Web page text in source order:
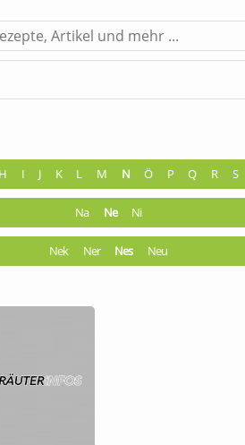
H I J K L M N Ö P Q R S
Na Ne Ni
Nek Ner Nes Neu